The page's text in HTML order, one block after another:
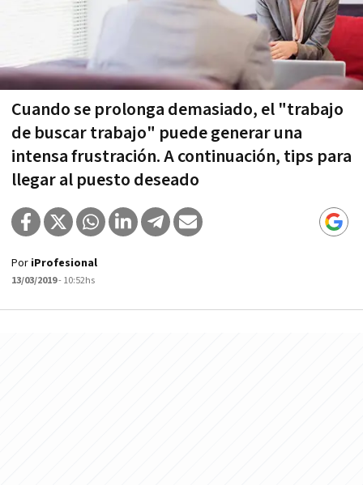
Cuando se prolonga demasiado, el "trabajo
de buscar trabajo" puede generar una
intensa frustración. A continuación, tips para
llegar al puesto deseado
Por iProfesional
13/03/2019- 10:52hs